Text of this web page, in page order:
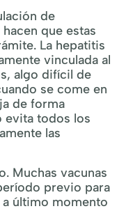
de
que estas
La hepatitis
vinculada al
algo difícil de
se come en
de forma
evita todos los
las
Muchas vacunas
previo para
a último momento